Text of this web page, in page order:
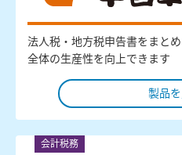
法人税・地方税申告書をまと
全体の生産性を向上できます
製品
会計税務